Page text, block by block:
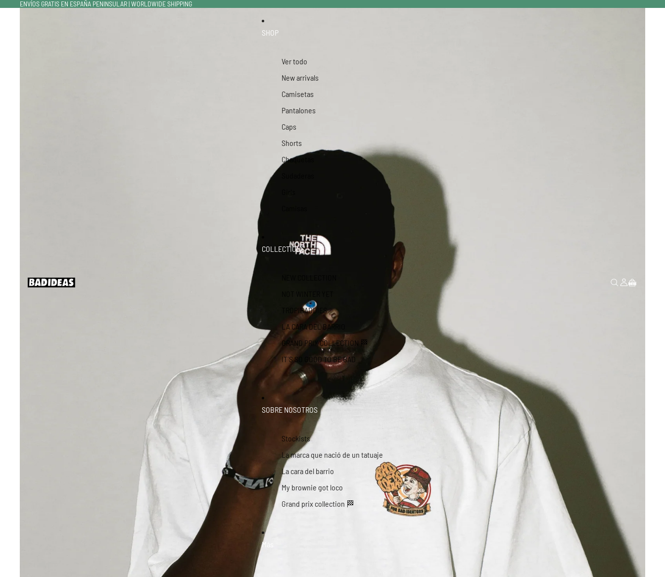
ENVÍOS GRATIS EN ESPAÑA PENINSULAR | WORLDWIDE SHIPPING
SHOP
Ver todo
New arrivals
Camisetas
Pantalones
Caps
Shorts
Chaquetas
COLLECTIONS
TROPIBADDIES
LA CARA DEL BARRIO
GRAND PRIX COLLECTION 🏁
IT´S SO GOOD TO BE BAD
SOBRE NOSOTROS
Stockists
La marca que nació de un tatuaje
La cara del barrio
My brownie got loco
Grand prix collection 🏁
Más
Total de artículos en el carrito: 0